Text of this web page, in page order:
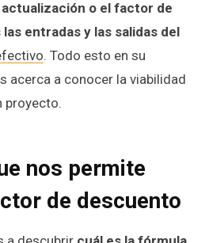
o el factor de
entradas y las salidas del
. Todo esto en su
acerca a conocer la viabilidad
proyecto.
nos permite
de descuento